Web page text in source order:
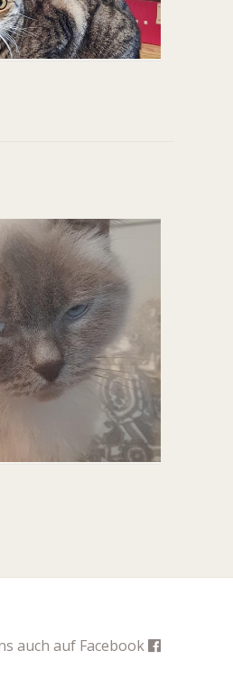
auch auf Facebook